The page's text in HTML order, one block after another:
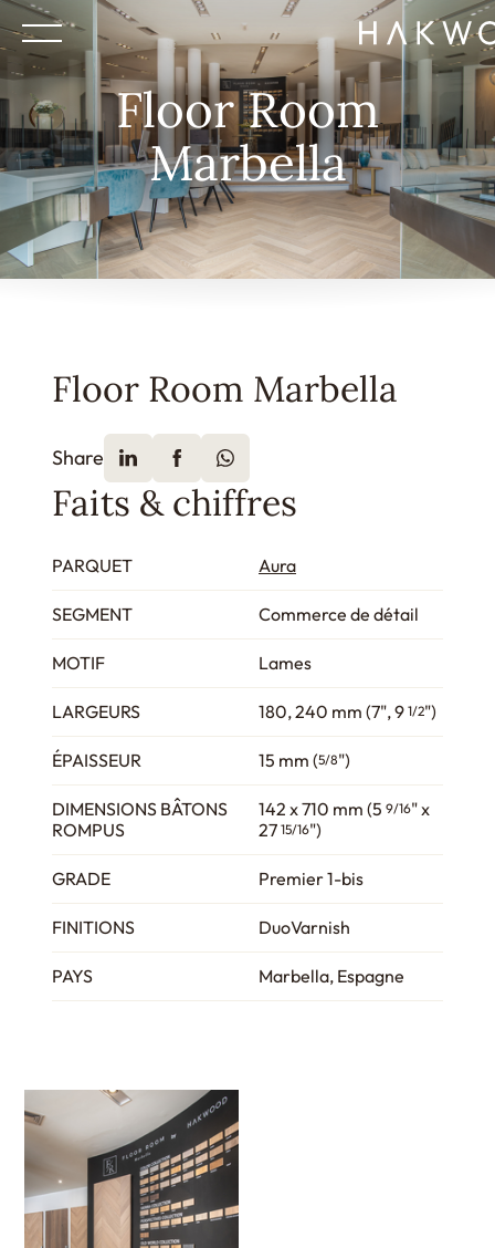
Floor Room
Marbella
Floor Room Marbella
Share
Faits & chiffres
PARQUET Aura
SEGMENT Commerce de détail
MOTIF Lames
LARGEURS 180, 240 mm (7", 9 1/2")
ÉPAISSEUR 15 mm (5/8")
DIMENSIONS BÂTONS
ROMPUS
142 x 710 mm (5 9/16" x
27 15/16")
GRADE Premier 1-bis
FINITIONS DuoVarnish
PAYS Marbella, Espagne